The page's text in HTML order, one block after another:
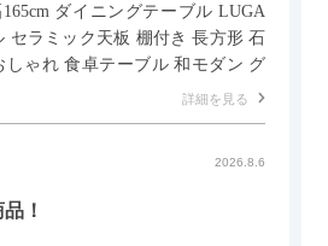
165cm ダイニングテーブル LUGA
セラミック天板 棚付き 長方形 石
しゃれ 食卓テーブル 和モダン グ
詳細を見る
2026.8.6
！